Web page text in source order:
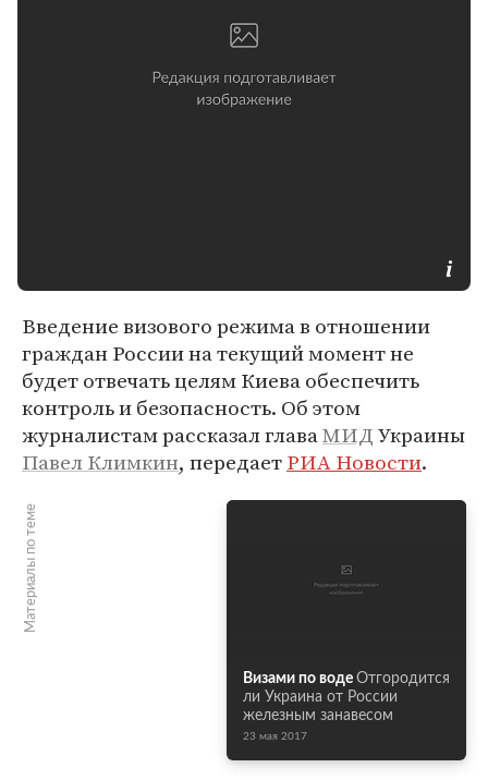
Введение визового режима в отношении
граждан России на текущий момент не
будет отвечать целям Киева обеспечить
контроль и безопасность. Об этом
журналистам рассказал главаМИДУкраины
Павел Климкин, передаетРИА Новости.
Материалы по теме
Визами по воде Отгородится
ли Украина от России
железным занавесом
23 мая 2017